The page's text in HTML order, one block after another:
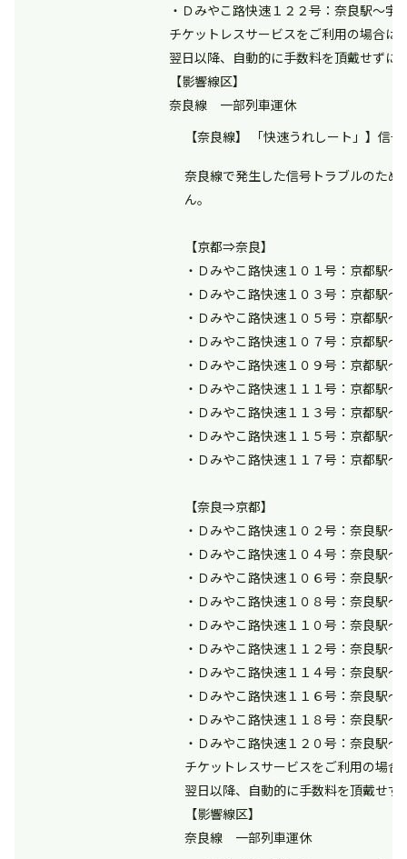
・Ｄみやこ路快速１２２号：奈良駅～
チケットレスサービスをご利用の場合は
翌日以降、自動的に手数料を頂戴せずに
【影響線区】
奈良線 一部列車運休
【奈良線】 「快速うれしート」】
奈良線で発生した信号トラブルのた
ん。
【京都⇒奈良】
・Ｄみやこ路快速１０１号：京都駅～
・Ｄみやこ路快速１０３号：京都駅～
・Ｄみやこ路快速１０５号：京都駅～
・Ｄみやこ路快速１０７号：京都駅～
・Ｄみやこ路快速１０９号：京都駅～
・Ｄみやこ路快速１１１号：京都駅～
・Ｄみやこ路快速１１３号：京都駅～
・Ｄみやこ路快速１１５号：京都駅～
・Ｄみやこ路快速１１７号：京都駅
【奈良⇒京都】
・Ｄみやこ路快速１０２号：奈良駅～
・Ｄみやこ路快速１０４号：奈良駅～
・Ｄみやこ路快速１０６号：奈良駅～
・Ｄみやこ路快速１０８号：奈良駅～
・Ｄみやこ路快速１１０号：奈良駅～
・Ｄみやこ路快速１１２号：奈良駅～
・Ｄみやこ路快速１１４号：奈良駅～
・Ｄみやこ路快速１１６号：奈良駅～
・Ｄみやこ路快速１１８号：奈良駅
・Ｄみやこ路快速１２０号：奈良駅
チケットレスサービスをご利用の場
翌日以降、自動的に手数料を頂戴せず
【影響線区】
奈良線 一部列車運休